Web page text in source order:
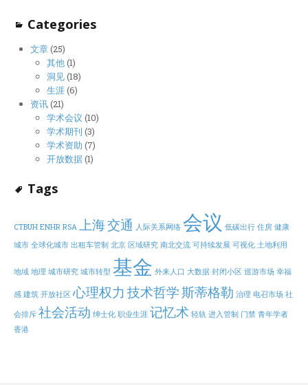
Categories
文章(25)
其他(1)
洞见(18)
生涯(6)
资讯(21)
学术会议 (10)
学术期刊 (3)
学术资助 (7)
开放数据(1)
Tags
CTBUH ENHR RSA 上海交通 人际关系网络 会议 低碳出行 住房 健康
城市 全球化城市 出租车管制 北京 区域研究 南北交流 可持续发展 可视化 土地利用
地域 地理 城市研究 城市转型 基金 外来人口 大数据 封闭小区 巡游市场 幸福
感 建筑 开放社区 心理权力 技术哲学斯蒂格勒 治理 电召市场 社
会排斥 社会活动 绅士化 职业生涯 记忆术 轻轨 进入管制 门禁 青年学者
香港